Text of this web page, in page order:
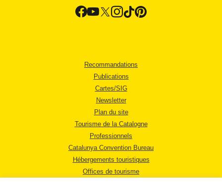
Recommandations
Publications
Cartes/SIG
Newsletter
Plan du site
Tourisme de la Catalogne
Professionnels
Catalunya Convention Bureau
Hébergements touristiques
Offices de tourisme